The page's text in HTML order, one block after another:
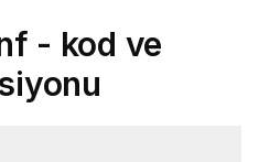
- kod ve